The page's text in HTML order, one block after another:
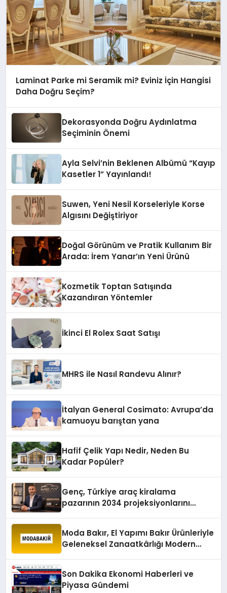
Laminat Parke mi Seramik mi? Eviniz İçin Hangisi
Daha Doğru Seçim?
Dekorasyonda Doğru Aydınlatma
Seçiminin Önemi
Ayla Selvi’nin Beklenen Albümü “Kayıp
Kasetler 1” Yayınlandı!
Suwen, Yeni Nesil Korseleriyle Korse
Algısını Değiştiriyor
Doğal Görünüm ve Pratik Kullanım Bir
Arada: İrem Yanar’ın Yeni Ürünü
Kozmetik Toptan Satışında
Kazandıran Yöntemler
İkinci El Rolex Saat Satışı
MHRS ile Nasıl Randevu Alınır?
İtalyan General Cosimato: Avrupa’da
kamuoyu barıştan yana
Hafif Çelik Yapı Nedir, Neden Bu
Kadar Popüler?
Genç, Türkiye araç kiralama
pazarının 2034 projeksiyonlarını
Moda Bakır, El Yapımı Bakır Ürünleriyle
Geleneksel Zanaatkârlığı Modern
Son Dakika Ekonomi Haberleri ve
Piyasa Gündemi